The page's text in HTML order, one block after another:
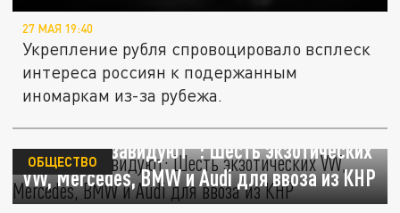
27 МАЯ 19:40
Укрепление рубля спровоцировало всплеск
интереса россиян к подержанным
иномаркам из-за рубежа.
"Немцы позавидуют": Шесть экзотических
VW, Mercedes, BMW и Audi для ввоза из КНР
ОБЩЕСТВО